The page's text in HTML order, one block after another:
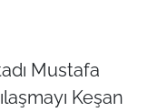
Mustafa
Keşan